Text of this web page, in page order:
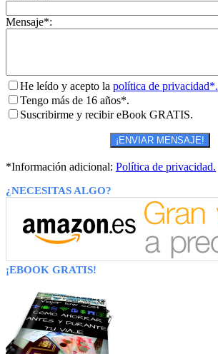
Mensaje*:
He leído y acepto la política de privacidad*.
Tengo más de 16 años*.
Suscribirme y recibir eBook GRATIS.
*Información adicional: Política de privacidad.
¿NECESITAS ALGO?
¡EBOOK GRATIS!